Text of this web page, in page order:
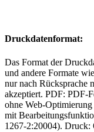
Druckdatenformat:
Das Format der
und andere Formate
nur nach Rücksprache
akzeptiert. PDF: PDF-
ohne Web-
mit
1267-2:20004). Druck: